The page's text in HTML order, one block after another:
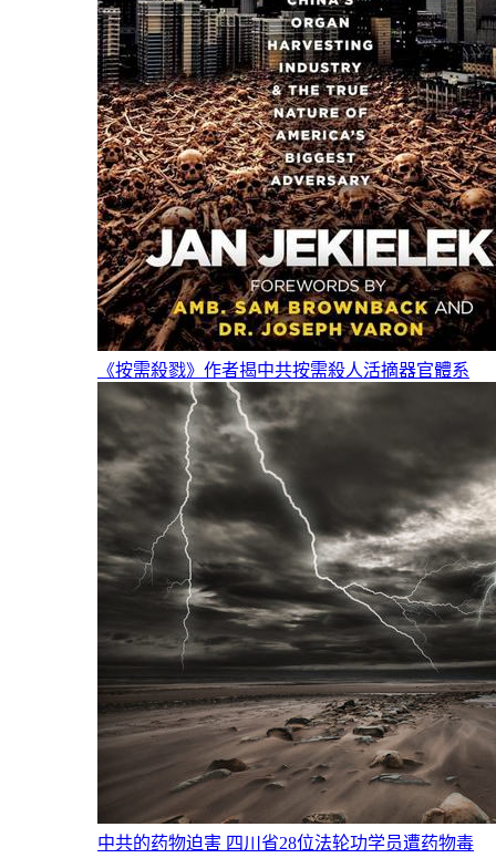
《按需殺戮》作者揭中共按需殺人活摘器官體系
中共的药物迫害 四川省28位法轮功学员遭药物毒